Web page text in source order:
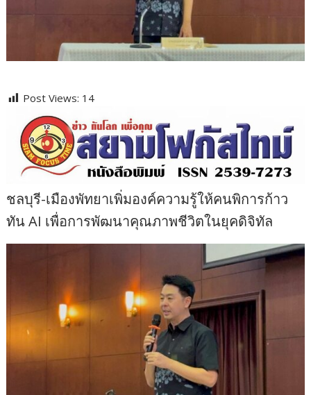
Post Views: 14
ชลบุรี-เมืองพัทยาเพิ่มองค์ความรู้ให้คนพิการก้าว
ทัน AI เพื่อการพัฒนาคุณภาพชีวิตในยุคดิจิทัล